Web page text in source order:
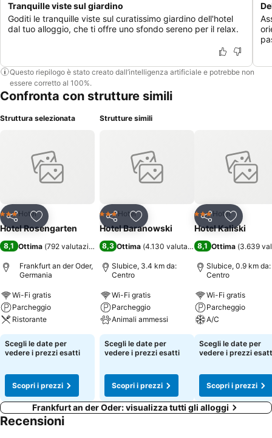
Tranquille viste sul giardino
Goditi le tranquille viste sul curatissimo giardino dell'hotel
dal tuo alloggio, che ti offre uno sfondo sereno per il relax.
Questo riepilogo è stato creato dall’intelligenza artificiale e potrebbe non
essere corretto al 100%.
Confronta con strutture simili
Struttura selezionata
CondividiAggiungi ai preferiti
3 StelleHotel
Hotel Rosengarten
8,1 Ottima (792 valutazioni )
Frankfurt an der Oder,
Germania
Wi-Fi gratis
Parcheggio
Ristorante
Scegli le date per
vedere i prezzi esatti
Scopri i prezzi
Strutture simili
CondividiAggiungi ai preferiti
3 StelleHotel
Hotel Baranowski
8,3 Ottima (4.130 valutazioni)
Slubice, 3.4 km da:
Centro
Wi-Fi gratis
Parcheggio
Animali ammessi
Scegli le date per
vedere i prezzi esatti
Scopri i prezzi
Condividi
3 StelleHotel
Hotel Kaliski
8,1 Ottima (3.639
Slubice, 0.9 km da:
Centro
Wi-Fi gratis
Parcheggio
A/C
Scegli le date per
vedere i prezzi
Scopri i prezzi
Frankfurt an der Oder: visualizza tutti gli alloggi
Recensioni